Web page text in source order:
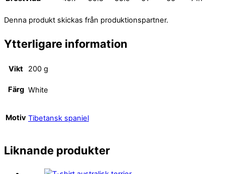
Denna produkt skickas från produktionspartner.
Ytterligare information
Vikt 200 g
Färg White
Motiv Tibetansk spaniel
Liknande produkter